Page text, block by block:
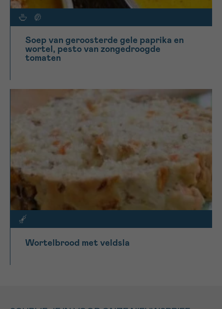
Soep van geroosterde gele paprika en
wortel, pesto van zongedroogde
tomaten
Wortelbrood met veldsla